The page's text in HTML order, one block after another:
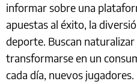
informar sobre una
apuestas al éxito, la
deporte. Buscan
transformarse en un
cada día, nuevos jugadores.